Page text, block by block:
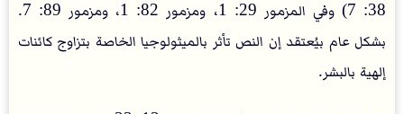
38: 7) وفي المزمور 29: 1، ومزمور 82: 1، ومزمور 89: 7.
بشكل عام بيُعتقد إن النص تأثر بالميثولوجيا الخاصة بتزاوج كائنات
إلهية بالبشر.